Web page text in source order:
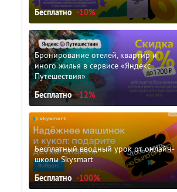
Бесплатно -10%
Бронирование отелей, квартир и
иного жилья в сервисе «Яндекс
Путешествия»
Бесплатно -12%
Бесплатный вводный урок от онлайн-
школы Skysmart
Бесплатно -100%